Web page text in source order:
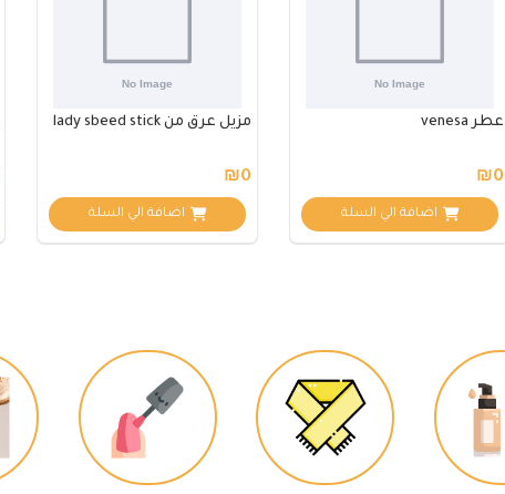
عطر venesa
₪0
اضافة الي السلة
مزيل عرق من lady sbeed stick
₪0
اضافة الي السلة